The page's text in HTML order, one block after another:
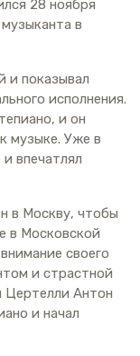
28 ноября
в
и показывал
исполнения.
и он
музыке. Уже в
впечатлял
в Москву, чтобы
в Московской
своего
и страстной
Антон
и начал